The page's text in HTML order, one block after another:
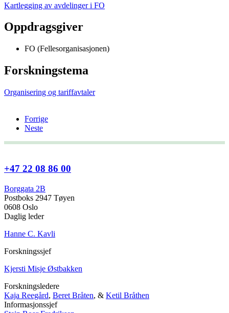
Kartlegging av avdelinger i FO
Oppdragsgiver
FO (Fellesorganisasjonen)
Forskningstema
Organisering og tariffavtaler
Forrige
Neste
+47 22 08 86 00
Borggata 2B
Postboks 2947 Tøyen
0608 Oslo
Daglig leder
Hanne C. Kavli
Forskningssjef
Kjersti Misje Østbakken
Forskningsledere
Kaja Reegård, Beret Bråten, & Ketil Bråthen
Informasjonssjef